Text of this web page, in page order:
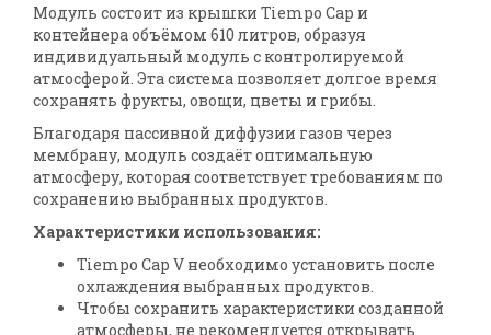
Модуль состоит из крышки Tiempo Cap и
контейнера объёмом 610 литров, образуя
индивидуальный модуль с контролируемой
атмосферой. Эта система позволяет долгое время
сохранять фрукты, овощи, цветы и грибы.
Благодаря пассивной диффузии газов через
мембрану, модуль создаёт оптимальную
атмосферу, которая соответствует требованиям по
сохранению выбранных продуктов.
Характеристики использования:
Tiempo Cap V необходимо установить после
охлаждения выбранных продуктов.
Чтобы сохранить характеристики созданной
атмосферы, не рекомендуется открывать